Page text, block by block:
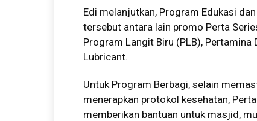
Edi melanjutkan, Program Edukasi
tersebut antara lain promo Perta
Program Langit Biru (PLB), Pertamina
Lubricant.
Untuk Program Berbagi, selain
menerapkan protokol kesehatan,
memberikan bantuan untuk masjid,